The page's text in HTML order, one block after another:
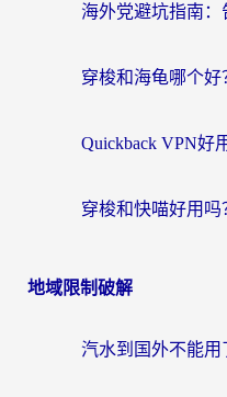
地域限制破解